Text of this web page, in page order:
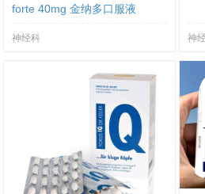
forte 40mg 金纳多口服液
神经科 神